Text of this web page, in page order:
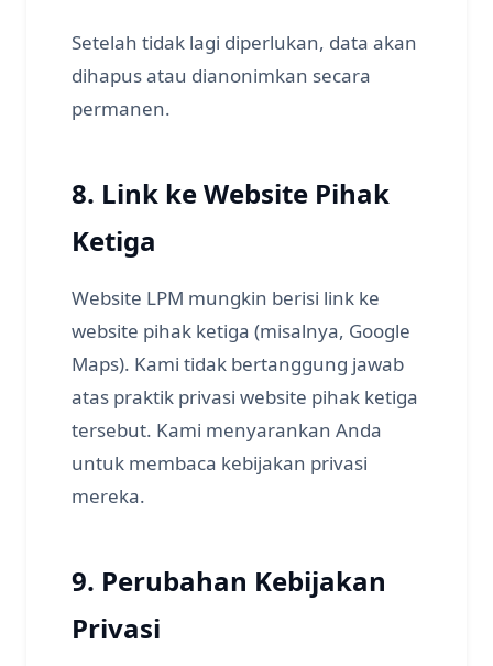
Setelah tidak lagi diperlukan, data akan
dihapus atau dianonimkan secara
permanen.
8. Link ke Website Pihak
Ketiga
Website LPM mungkin berisi link ke
website pihak ketiga (misalnya, Google
Maps). Kami tidak bertanggung jawab
atas praktik privasi website pihak ketiga
tersebut. Kami menyarankan Anda
untuk membaca kebijakan privasi
mereka.
9. Perubahan Kebijakan
Privasi